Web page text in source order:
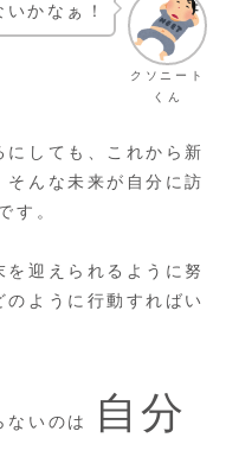
クソニート
くん
かなぁ！
しても、これから新
そんな未来が自分に訪
す。
迎えられるように努
ように行動すればい
ないのは
自分